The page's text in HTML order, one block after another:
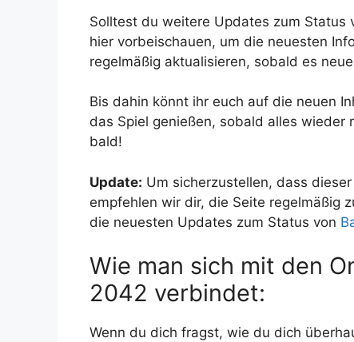
Solltest du weitere Updates zum Status
hier vorbeischauen, um die neuesten
regelmäßig aktualisieren, sobald es
Bis dahin könnt ihr euch auf die neuen
das Spiel genießen, sobald alles wieder
bald!
Update: Um sicherzustellen, dass
empfehlen wir dir, die Seite regelmäßig
die neuesten Updates zum Status von
Wie man sich mit den
2042 verbindet:
Wenn du dich fragst, wie du dich